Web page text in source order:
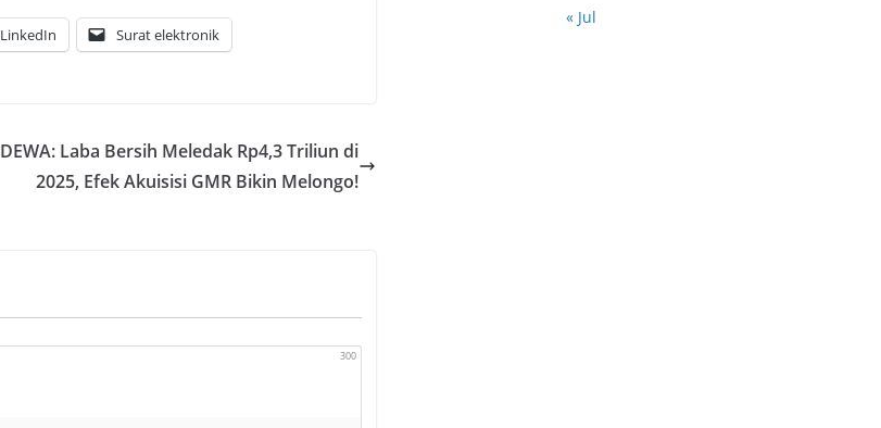
LinkedIn Surat elektronik
DEWA: Laba Bersih Meledak Rp4,3 Triliun di
2025, Efek Akuisisi GMR Bikin Melongo!
300
« Jul